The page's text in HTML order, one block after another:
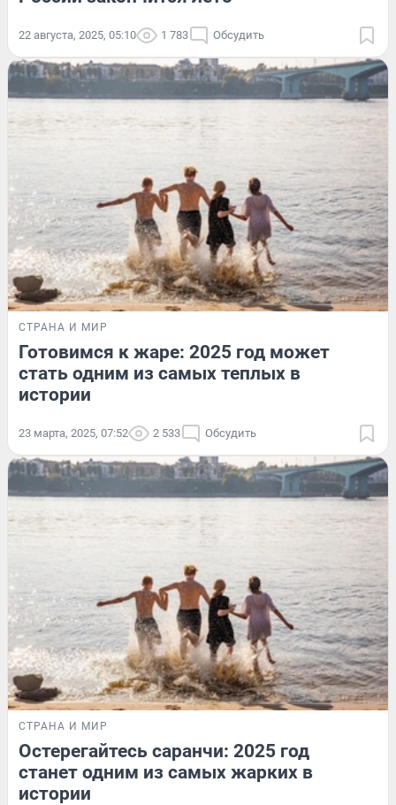
22 августа, 2025, 05:10 1 783 Обсудить
СТРАНА И МИР
Готовимся к жаре: 2025 год может
стать одним из самых теплых в
истории
23 марта, 2025, 07:52 2 533 Обсудить
СТРАНА И МИР
Остерегайтесь саранчи: 2025 год
станет одним из самых жарких в
истории